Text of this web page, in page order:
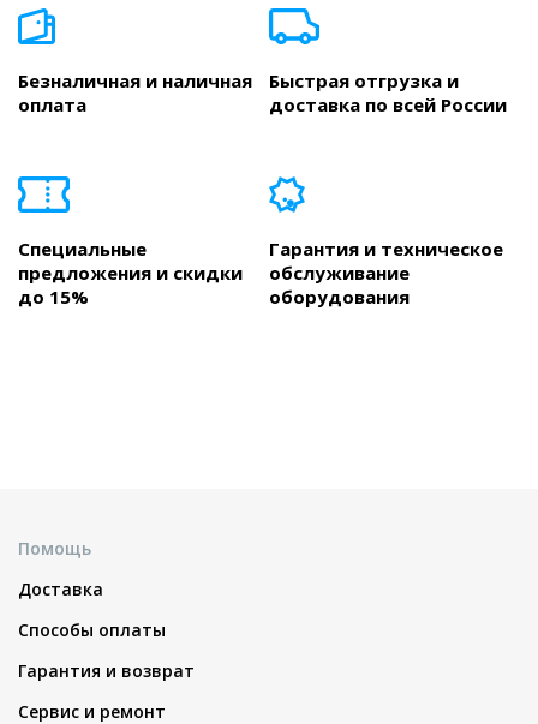
Безналичная и наличная
оплата
Быстрая отгрузка и
доставка по всей России
Специальные
предложения и скидки
до 15%
Гарантия и техническое
обслуживание
оборудования
Помощь
Доставка
Способы оплаты
Гарантия и возврат
Сервис и ремонт